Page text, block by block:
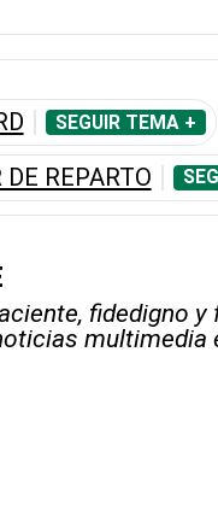
SEGUIR TEMA +
REPARTO
fidedigno y
multimedia